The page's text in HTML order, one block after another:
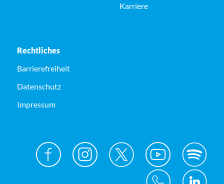
Karriere
Rechtliches
Barrierefreiheit
Datenschutz
Impressum